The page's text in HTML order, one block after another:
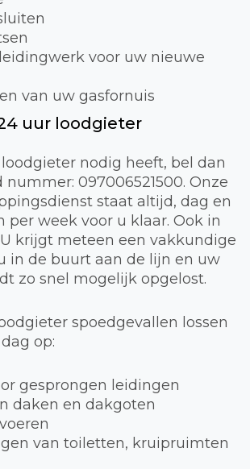
voor uw nieuwe
van uw gasfornuis
uur loodgieter
nodig heeft, bel dan
097006521500. Onze
staat altijd, dag en
per week voor u klaar. Ook in
krijgt meteen een vakkundige
in de buurt aan de lijn en uw
zo snel mogelijk opgelost.
spoedgevallen lossen
op:
gesprongen leidingen
daken en dakgoten
van toiletten, kruipruimten